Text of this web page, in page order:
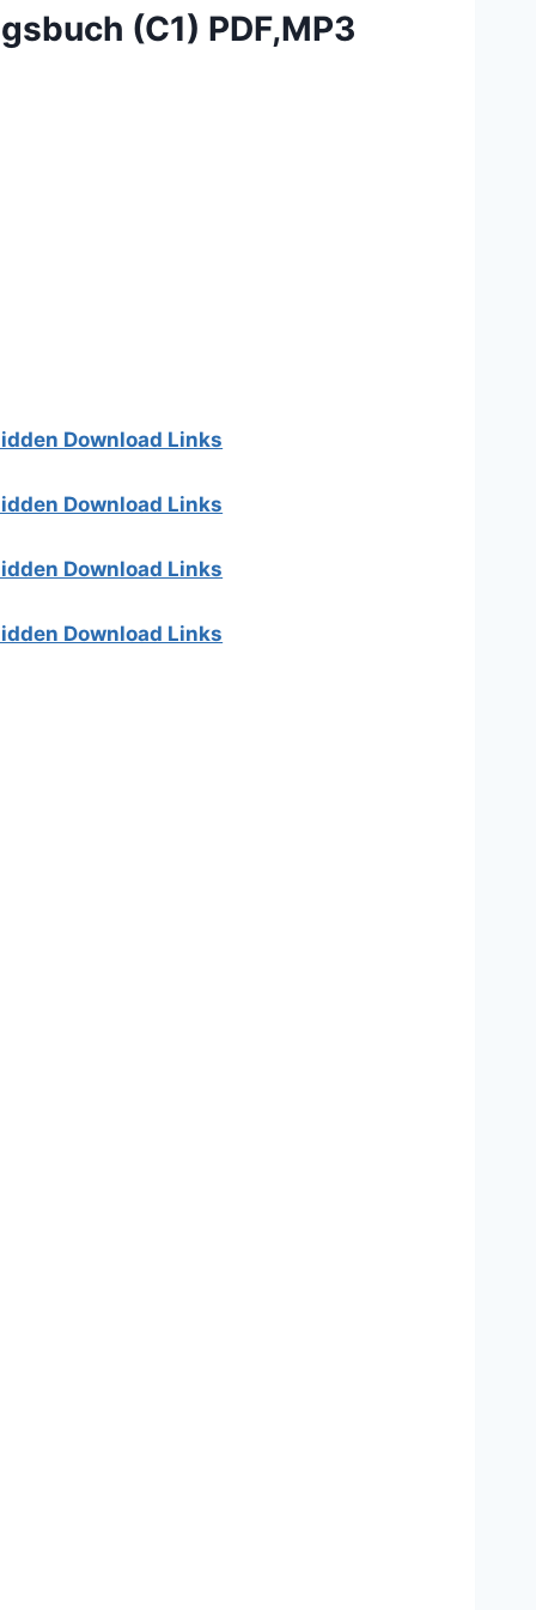
(C1) PDF,MP3
Download Links
Download Links
Download Links
Download Links